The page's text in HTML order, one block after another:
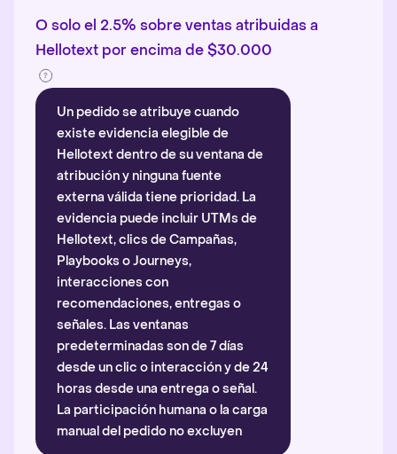
O solo el 2.5% sobre ventas atribuidas a
Hellotext por encima de $30.000
Un pedido se atribuye cuando
existe evidencia elegible de
Hellotext dentro de su ventana de
atribución y ninguna fuente
externa válida tiene prioridad. La
evidencia puede incluir UTMs de
Hellotext, clics de Campañas,
Playbooks o Journeys,
interacciones con
recomendaciones, entregas o
señales. Las ventanas
predeterminadas son de 7 días
desde un clic o interacción y de 24
horas desde una entrega o señal.
La participación humana o la carga
manual del pedido no excluyen